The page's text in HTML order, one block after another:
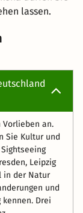
lassen.
an.
Sie Kultur und
Leipzig
in der Natur
und
Drei